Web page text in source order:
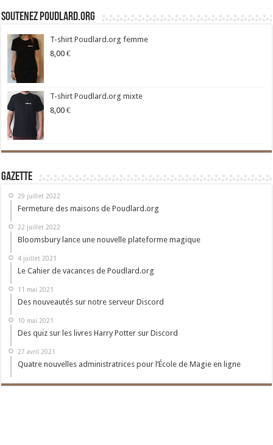
Soutenez Poudlard.org
T-shirt Poudlard.org femme
8,00 €
T-shirt Poudlard.org mixte
8,00 €
Gazette
29 juillet 2022
Fermeture des maisons de Poudlard.org
22 juillet 2022
Bloomsbury lance une nouvelle plateforme magique
4 juillet 2021
Le Cahier de vacances de Poudlard.org
11 mai 2021
Des nouveautés sur notre serveur Discord
10 mai 2021
Des quiz sur les livres Harry Potter sur Discord
27 avril 2021
Quatre nouvelles administratrices pour l’École de Magie en ligne